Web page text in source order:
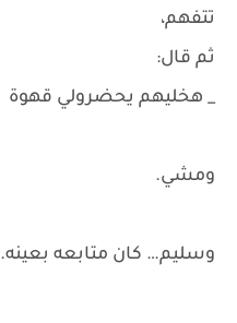
تتفهم،
ثم قال:
_ هخليهم يحضرولي قهوة
ومشي.
وسليم… كان متابعه بعينه.